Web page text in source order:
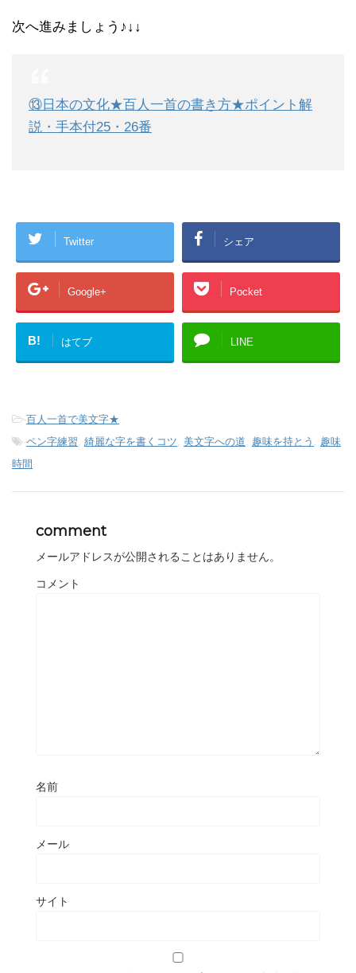
次へ進みましょう♪↓↓
⑬日本の文化★百人一首の書き方★ポイント解
説・手本付25・26番
Twitter シェア
Google+ Pocket
B! はてブ LINE
-百人一首で美文字★
-ペン字練習, 綺麗な字を書くコツ, 美文字への道, 趣味を持とう , 趣味
時間
comment
メールアドレスが公開されることはありません。
コメント
名前
メール
サイト